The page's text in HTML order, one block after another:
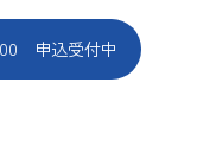
申込受付中